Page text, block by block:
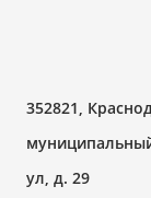
352821,
ул, д. 29